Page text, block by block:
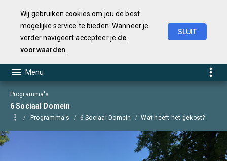
Wij gebruiken cookies om jou de best
mogelijke service te bieden. Wanneer je
verder navigeert accepteer je de
voorwaarden
SLUIT
Programma's
6 Sociaal Domein
Programma's 6 Sociaal Domein Wat heeft het gekost?